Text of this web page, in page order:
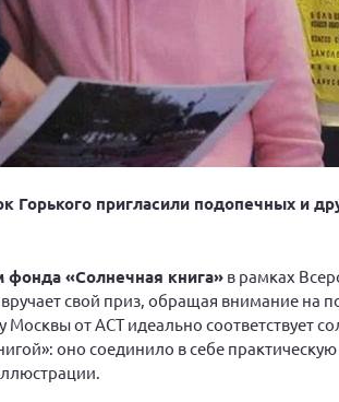
пригласили подопечных и
фонда «Солнечная книга» в рамках
свой приз, обращая внимание на
Москвы от АСТ идеально
оно соединило в себе